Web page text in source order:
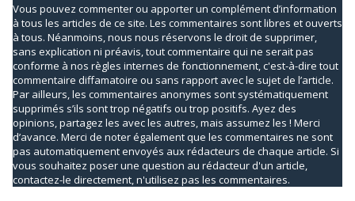
Vous pouvez commenter ou apporter un complément d’information
à tous les articles de ce site. Les commentaires sont libres et ouverts
à tous. Néanmoins, nous nous réservons le droit de supprimer,
sans explication ni préavis, tout commentaire qui ne serait pas
conforme à nos règles internes de fonctionnement, c'est-à-dire tout
commentaire diffamatoire ou sans rapport avec le sujet de l’article.
Par ailleurs, les commentaires anonymes sont systématiquement
supprimés s’ils sont trop négatifs ou trop positifs. Ayez des
opinions, partagez les avec les autres, mais assumez les ! Merci
d’avance. Merci de noter également que les commentaires ne sont
pas automatiquement envoyés aux rédacteurs de chaque article. Si
vous souhaitez poser une question au rédacteur d'un article,
contactez-le directement, n'utilisez pas les commentaires.